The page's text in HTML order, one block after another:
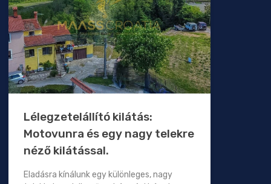
Lélegzetelállító kilátás:
Motovunra és egy nagy telekre
néző kilátással.
Eladásra kínálunk egy különleges, nagy